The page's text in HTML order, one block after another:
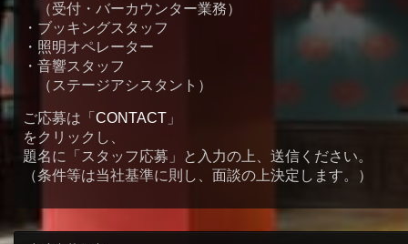
（受付・バーカウンター業務）
・ブッキングスタッフ
・照明オペレーター
・音響スタッフ
（ステージアシスタント）
ご応募は「 CONTACT」
をクリックし、
題名に「スタッフ応募」と入力の上、送信ください。
（条件等は当社基準に則し、面談の上決定します。）